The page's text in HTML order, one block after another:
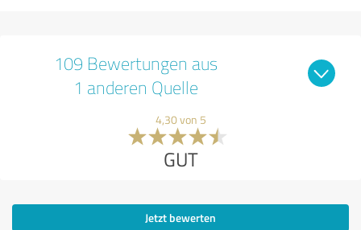
109 Bewertungen aus
1 anderen Quelle
4,30 von 5
GUT
Jetzt bewerten